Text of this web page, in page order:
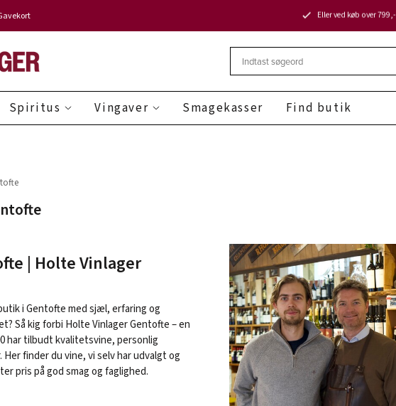
Eller ved køb over 799,-
Spiritus Vingaver Smagekasser Find butik
| Holte Vinlager
i Gentofte med sjæl, erfaring og
Så kig forbi Holte Vinlager Gentofte – en
har tilbudt kvalitetsvine, personlig
finder du vine, vi selv har udvalgt og
pris på god smag og faglighed.